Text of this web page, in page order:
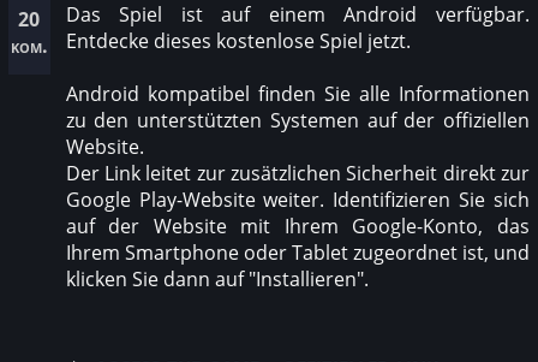
20
kom.
Das Spiel ist auf einem Android verfügbar.
Entdecke dieses kostenlose Spiel jetzt.
Android kompatibel finden Sie alle Informationen
zu den unterstützten Systemen auf der offiziellen
Website.
Der Link leitet zur zusätzlichen Sicherheit direkt zur
Google Play-Website weiter. Identifizieren Sie sich
auf der Website mit Ihrem Google-Konto, das
Ihrem Smartphone oder Tablet zugeordnet ist, und
klicken Sie dann auf "Installieren".